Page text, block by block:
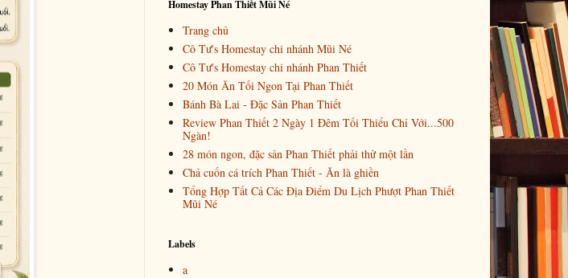
Homestay Phan Thiết Mũi Né
Trang chủ
Cô Tư's Homestay chi nhánh Mũi Né
Cô Tư's Homestay chi nhánh Phan Thiết
20 Món Ăn Tối Ngon Tại Phan Thiết
Bánh Bà Lai - Đặc Sản Phan Thiết
Review Phan Thiết 2 Ngày 1 Đêm Tối Thiểu Chỉ Với...500
Ngàn!
28 món ngon, đặc sản Phan Thiết phải thử một lần
Chả cuốn cá trích Phan Thiết - Ăn là ghiền
Tổng Hợp Tất Cả Các Địa Điểm Du Lịch Phượt Phan Thiết
Mũi Né
Labels
a